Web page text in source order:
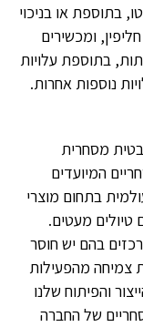
בתוספת או בניכוי
ומכשירים
בתוספת עלויות
נוספות אחרות.
מסחרית
המיועדים
בתחום מוצרי
מעטים.
בהם יש חוסר
צמיחה מהפעילות
והפיתוח שלנו
של החברה